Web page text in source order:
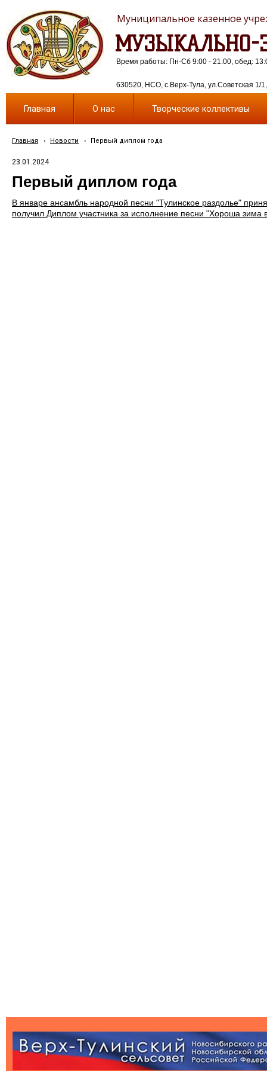
МУЗЫКАЛЬНО-
Муниципальное казенное
630520, НСО, с.Верх-Тула, ул.Советская 1/
Время работы: Пн-Сб 9:00 - 21:00, обед:
Главная О нас Творческие коллективы
Главная › Новости › Первый диплом года
23.01.2024
Первый диплом года
В январе ансамбль народной песни "Тулинское раздолье"
получил Диплом участника за исполнение песни "Хороша зима